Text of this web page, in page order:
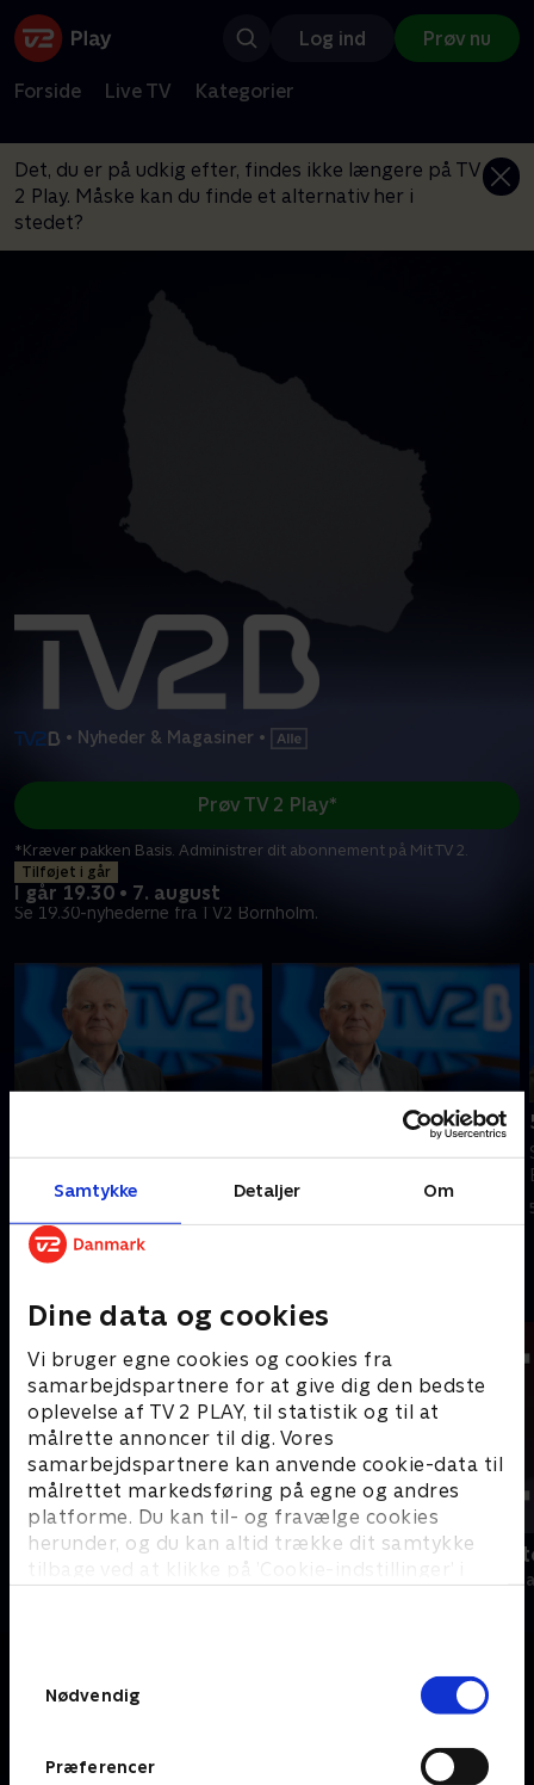
Samtykke Detaljer Om
Dine data og cookies
Vi bruger egne cookies og cookies fra
samarbejdspartnere for at give dig den bedste
oplevelse af TV 2 PLAY, til statistik og til at
målrette annoncer til dig. Vores
samarbejdspartnere kan anvende cookie-data til
målrettet markedsføring på egne og andres
platforme. Du kan til- og fravælge cookies
herunder, og du kan altid trække dit samtykke
tilbage ved at klikke på ’Cookie-indstillinger’ i
Nødvendig
Præferencer
Log ind Prøv nu
Forside Live TV Kategorier
Det, du er på udkig efter, findes ikke længere på TV
2 Play. Måske kan du finde et alternativ her i
stedet?
• Nyheder & Magasiner •
Tilføjet i går
I går 19.30 • 7. august
Se 19.30-nyhederne fra TV2 Bornholm.
Prøv TV 2 Play*
*Kræver pakken Basis. Administrer dit abonnement på Mit TV 2.
Bornholm.
I går • 11 min
19 News
Nyheder Nyheder &